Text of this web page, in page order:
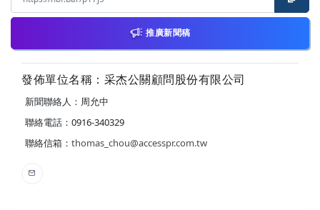
推廣新聞稿
發佈單位名稱：采杰公關顧問股份有限公司
新聞聯絡人：周允中
聯絡電話：0916-340329
聯絡信箱： thomas_chou@accesspr.com.tw